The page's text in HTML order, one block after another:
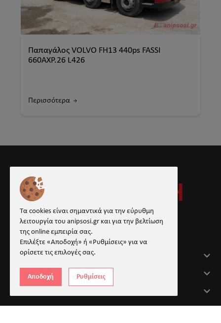
Παπαγάλος VOLVO FH13 440ps FASSI
660AXP.26 L426
Περισσότερα
Facebook
Στοιχεία Επικοινωνίας
Χρήσιμα
Τα cookies είναι σημαντικά για την εύρυθμη
λειτουργία του anipsosi.gr και για την βελτίωση
της online εμπειρία σας.
Επιλέξτε «Αποδοχή» ή «Ρυθμίσεις» για να
ορίσετε τις επιλογές σας.
Αποδοχή Ρυθμίσεις